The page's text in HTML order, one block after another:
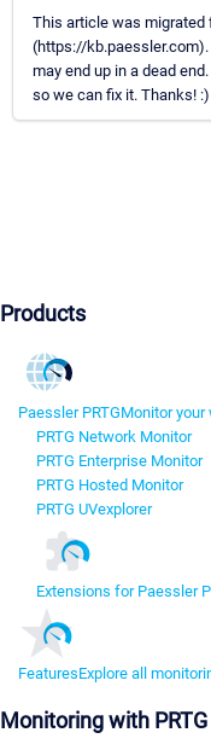
This article was migrated
(https://
may end up in a dead
so we can fix it. Thanks! :)
Products
Paessler PRTGMonitor
PRTG Network Monitor
PRTG Enterprise Monitor
PRTG Hosted Monitor
PRTG UVexplorer
Extensions for Paessler
FeaturesExplore all
Monitoring with PRTG